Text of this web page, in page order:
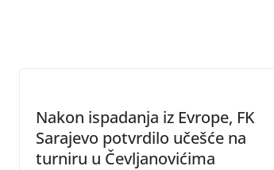
Nakon ispadanja iz Evrope, FK
Sarajevo potvrdilo učešće na
turniru u Čevljanovićima